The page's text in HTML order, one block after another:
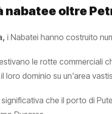
nabatee oltre
i Nabatei hanno costruito
le rotte commerciali
loro dominio su un'area
che il porto di